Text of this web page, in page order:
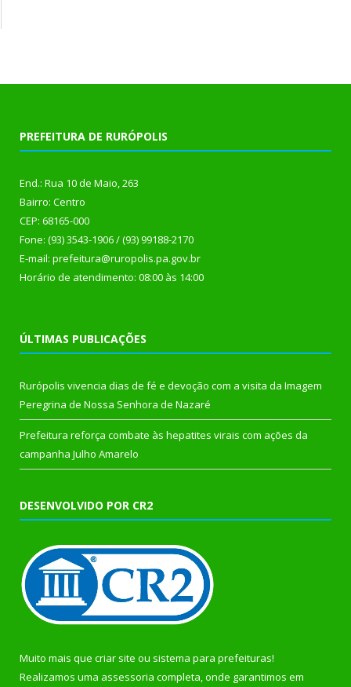
PREFEITURA DE RURÓPOLIS
End.: Rua 10 de Maio, 263
Bairro: Centro
CEP: 68165-000
Fone: (93) 3543-1906 / (93) 99188-2170
E-mail: prefeitura@ruropolis.pa.gov.br
Horário de atendimento: 08:00 às 14:00
ÚLTIMAS PUBLICAÇÕES
Rurópolis vivencia dias de fé e devoção com a visita da Imagem
Peregrina de Nossa Senhora de Nazaré
Prefeitura reforça combate às hepatites virais com ações da
campanha Julho Amarelo
DESENVOLVIDO POR CR2
Muito mais que criar site ou sistema para prefeituras!
Realizamos uma assessoria completa, onde garantimos em